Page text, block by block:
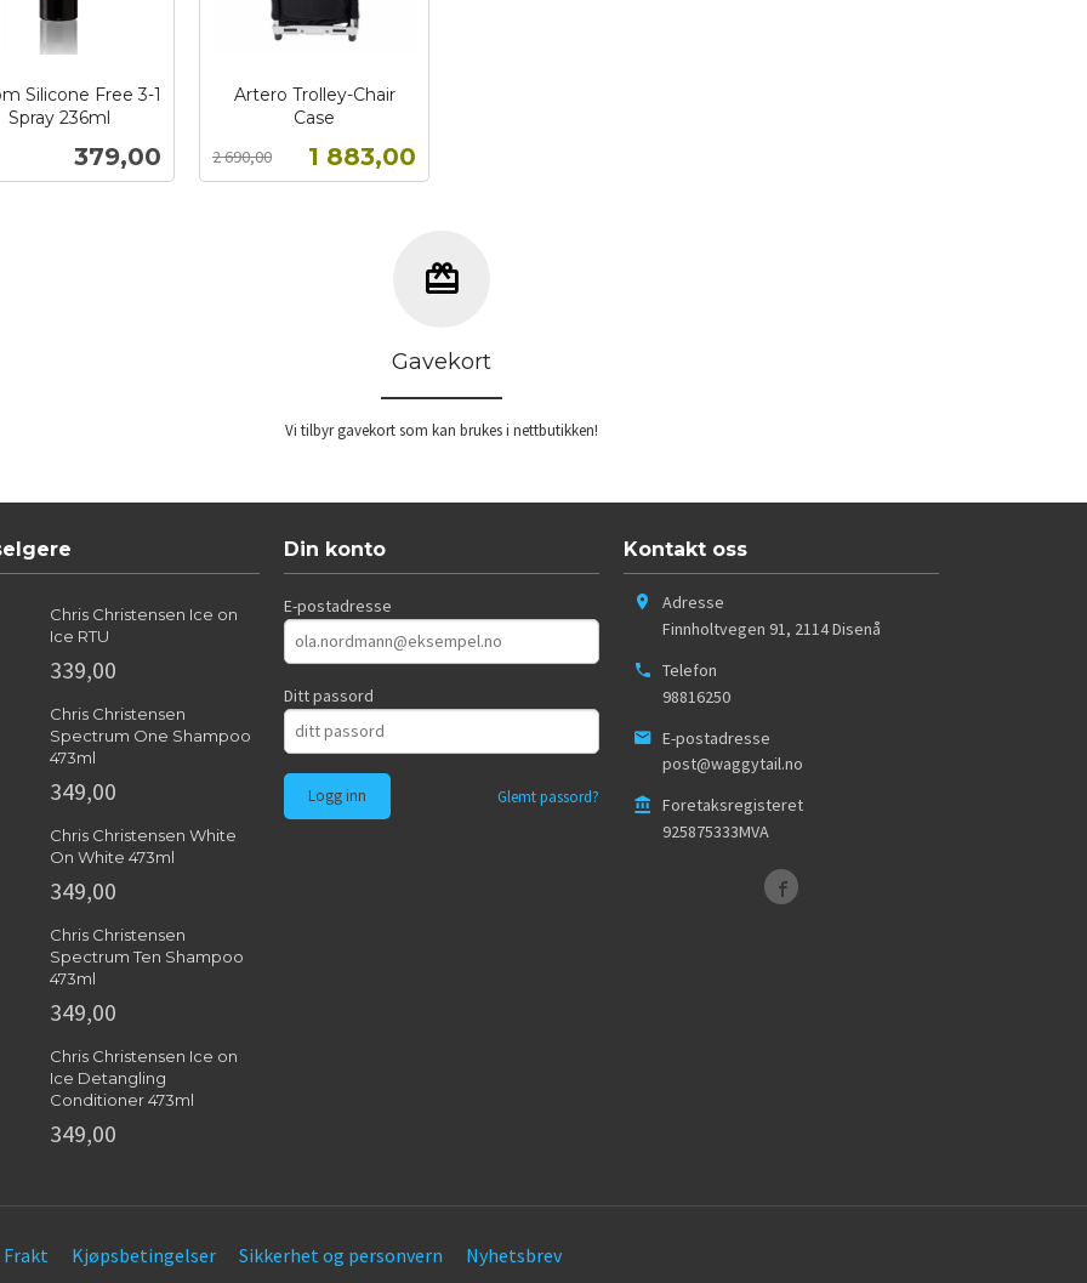
Silicone Free 3-1
Spray 236ml
Pris
379,00
Artero Trolley-Chair
Case
Tilbud
1 883,00
2 690,00
mva.
Gavekort
Vi tilbyr gavekort som kan brukes i nettbutikken!
Chris Christensen Ice on
Ice RTU
339,00
Chris Christensen
Spectrum One Shampoo
473ml
349,00
Chris Christensen White
On White 473ml
349,00
Chris Christensen
Spectrum Ten Shampoo
473ml
349,00
Chris Christensen Ice on
Ice Detangling
Conditioner 473ml
349,00
Din konto
E-postadresse
Ditt passord
Glemt passord?
Kontakt oss
Adresse
Finnholtvegen 91, 2114Disenå
Telefon
98816250
E-postadresse
post@waggytail.no
Foretaksregisteret
925875333MVA
Frakt Kjøpsbetingelser Sikkerhet og personvern Nyhetsbrev